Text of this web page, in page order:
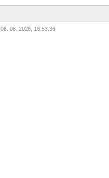
06. 08. 2026, 16:53:36